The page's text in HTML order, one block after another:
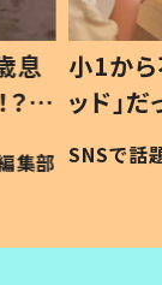
テ
”を
親
編集部
ひ孫
が、抱
「涙
い」